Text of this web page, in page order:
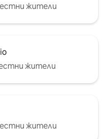
жители
жители
жители